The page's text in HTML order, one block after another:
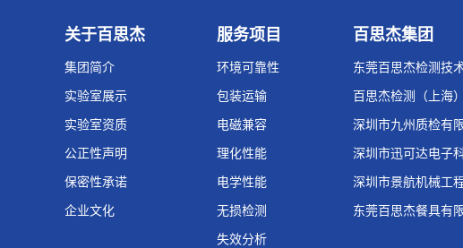
关于百思杰
集团简介
实验室展示
实验室资质
公正性声明
保密性承诺
企业文化
服务项目
环境可靠性
包装运输
电磁兼容
理化性能
电学性能
无损检测
失效分析
百思杰集团
东莞百思杰检测技
百思杰检测（上海
深圳市九州质检有
深圳市迅可达电子
深圳市景航机械工
东莞百思杰餐具有